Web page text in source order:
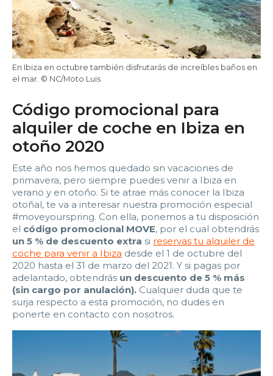
En Ibiza en octubre también disfrutarás de increíbles baños en
el mar. © NC/Moto Luis
Código promocional para
alquiler de coche en Ibiza en
otoño 2020
Este año nos hemos quedado sin vacaciones de
primavera, pero siempre puedes venir a Ibiza en
verano y en otoño. Si te atrae más conocer la Ibiza
otoñal, te va a interesar nuestra promoción especial
#moveyourspring. Con ella, ponemos a tu disposición
el código promocional MOVE, por el cual obtendrás
un 5 % de descuento extra si reservas tu alquiler de
coche para venir a Ibiza desde el 1 de octubre del
2020 hasta el 31 de marzo del 2021. Y si pagas por
adelantado, obtendrás un descuento de 5 % más
(sin cargo por anulación). Cualquier duda que te
surja respecto a esta promoción, no dudes en
ponerte en contacto con nosotros.
Edad:
Promo code:
Reservar